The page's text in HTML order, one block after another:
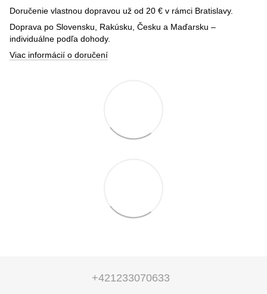
Doručenie vlastnou dopravou už od 20 € v rámci Bratislavy.
Doprava po Slovensku, Rakúsku, Česku a Maďarsku –
individuálne podľa dohody.
Viac informácií o doručení
+421233070633